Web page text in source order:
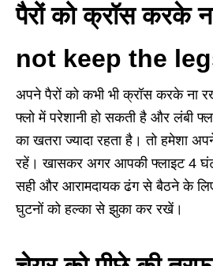
पैरों को क्रॉस करके
not keep the
अपने पैरों को कभी भी क्रॉस करके ना
फ्लो में परेशानी हो सकती है और लंबी
का खतरा ज्यादा रहता है। तो हमेशा
रहें। खासकर अगर आपकी फ्लाइट 4
सही और आरामदायक ढंग से बैठने के
घुटनों को हल्का से झुका कर रखें।